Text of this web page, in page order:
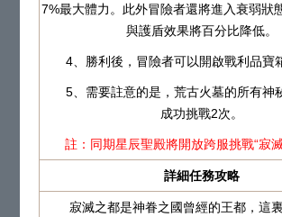
7%最大體力。此外冒險者還將進入衰弱
與護盾效果將百分比降低。
4、勝利後，冒險者可以開啟戰利品寶
5、需要註意的是，荒古火墓的所有神
成功挑戰2次。
註：同期星辰聖殿將開放跨服挑戰“寂滅
詳細任務攻略
寂滅之都是神眷之國曾經的王都，這